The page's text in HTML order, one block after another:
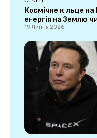
Космічне кільце на
енергія на Землю
19 Липня 2026